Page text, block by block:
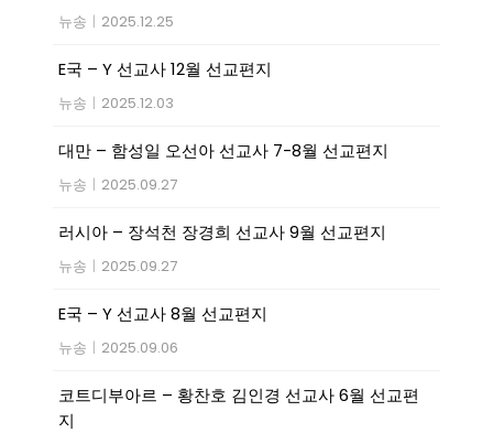
뉴송 | 2025.12.25
E국 – Y 선교사 12월 선교편지
뉴송 | 2025.12.03
대만 – 함성일 오선아 선교사 7-8월 선교편지
뉴송 | 2025.09.27
러시아 – 장석천 장경희 선교사 9월 선교편지
뉴송 | 2025.09.27
E국 – Y 선교사 8월 선교편지
뉴송 | 2025.09.06
코트디부아르 – 황찬호 김인경 선교사 6월 선교편
지